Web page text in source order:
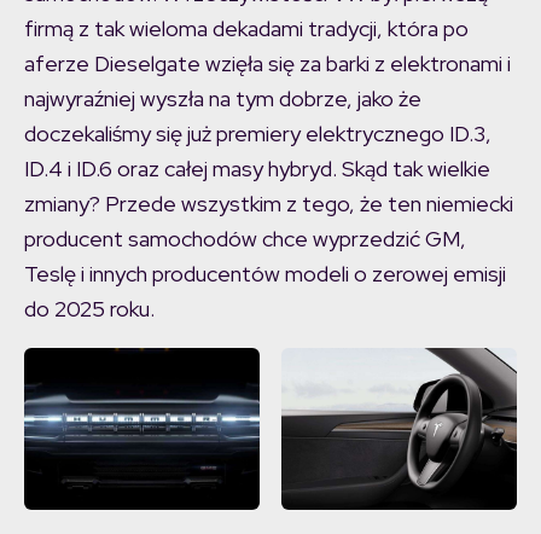
firmą z tak wieloma dekadami tradycji, która po
aferze Dieselgate wzięła się za barki z elektronami i
najwyraźniej wyszła na tym dobrze, jako że
doczekaliśmy się już premiery elektrycznego ID.3,
ID.4 i ID.6 oraz całej masy hybryd. Skąd tak wielkie
zmiany? Przede wszystkim z tego, że ten niemiecki
producent samochodów chce wyprzedzić GM,
Teslę i innych producentów modeli o zerowej emisji
do 2025 roku.